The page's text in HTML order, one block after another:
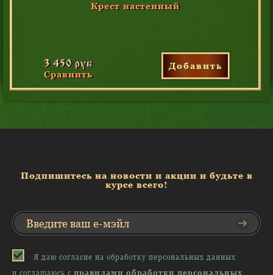
Крест настенный
3 450 руб
Сравнить
Добавить
Подпишитесь на новости и акции и будьте в
курсе всего!
Я даю согласие на обработку персональных данных
и соглашаюсь с правилами обработки персональных